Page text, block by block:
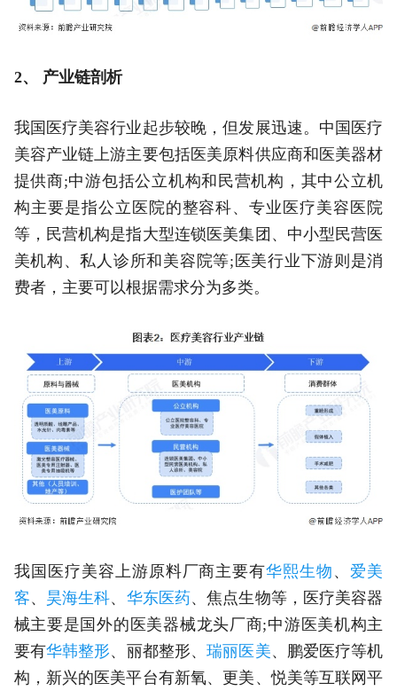
2、 产业链剖析
我国医疗美容行业起步较晚，但发展迅速。中国医疗
美容产业链上游主要包括医美原料供应商和医美器材
提供商;中游包括公立机构和民营机构，其中公立机
构主要是指公立医院的整容科、专业医疗美容医院
等，民营机构是指大型连锁医美集团、中小型民营医
美机构、私人诊所和美容院等;医美行业下游则是消
费者，主要可以根据需求分为多类。
我国医疗美容上游原料厂商主要有华熙生物 、 爱美
客、 昊海生科、 华东医药、焦点生物等，医疗美容器
械主要是国外的医美器械龙头厂商;中游医美机构主
要有华韩整形、丽都整形、瑞丽医美、鹏爱医疗等机
构，新兴的医美平台有新氧、更美、悦美等互联网平